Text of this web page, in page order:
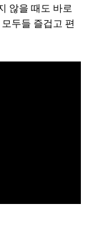
않을 때도 바로
두들 즐겁고 편